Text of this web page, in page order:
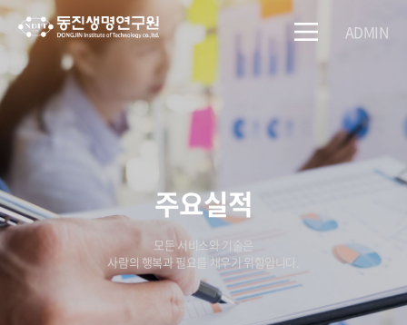
ADMIN
주요실적
모든 서비스와 기술은
사람의 행복과 필요를 채우기 위함입니다.